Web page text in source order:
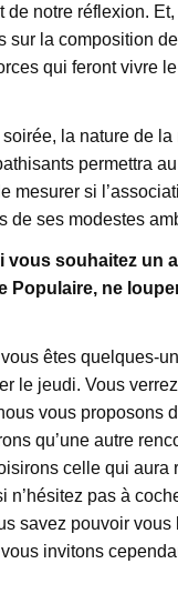
de notre réflexion.
sur la composition
qui feront vivre
soirée, la nature de
permettra
mesurer si
de ses modestes
vous souhaitez un
Populaire, ne
êtes quelques-
le jeudi. Vous
vous proposons
qu’une autre
celle qui aura
n’hésitez pas à
savez pouvoir vous
invitons